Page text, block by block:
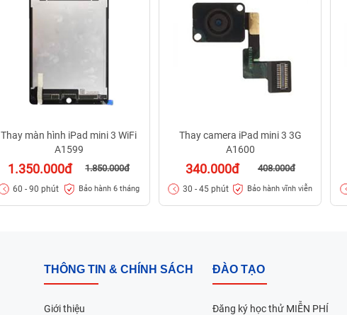
Thay màn hình iPad mini 3 WiFi
A1599
1.350.000đ 1.850.000đ
60 - 90 phút Bảo hành 6 tháng
Thay camera iPad mini 3 3G
A1600
340.000đ 408.000đ
30 - 45 phút Bảo hành vĩnh viễn
THÔNG TIN & CHÍNH SÁCH
Giới thiệu
ĐÀO TẠO
Đăng ký học thử MIỄN PHÍ